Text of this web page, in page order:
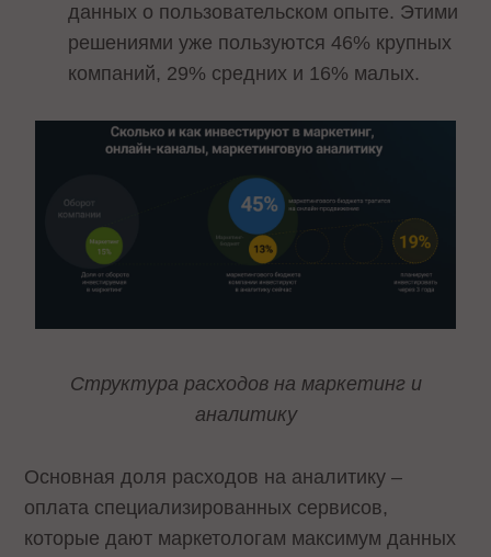
данных о пользовательском опыте. Этими
решениями уже пользуются 46% крупных
компаний, 29% средних и 16% малых.
Структура расходов на маркетинг и
аналитику
Основная доля расходов на аналитику –
оплата специализированных сервисов,
которые дают маркетологам максимум данных